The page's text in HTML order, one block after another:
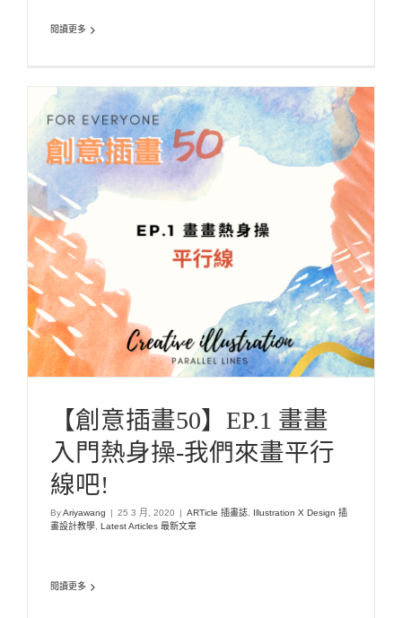
閱讀更多
【創意插畫50】EP.1 畫畫入門熱身操-我們來畫平
ARTicle 插畫誌 Illustration X Design 插畫設計教學 Latest Articles 最新
【創意插畫50】EP.1 畫畫
入門熱身操-我們來畫平行
線吧!
ByAriyawang 25 3 月, 2020 ARTicle 插畫誌,
Illustration X Design 插
畫設計教學, Latest Articles 最新文章
閱讀更多